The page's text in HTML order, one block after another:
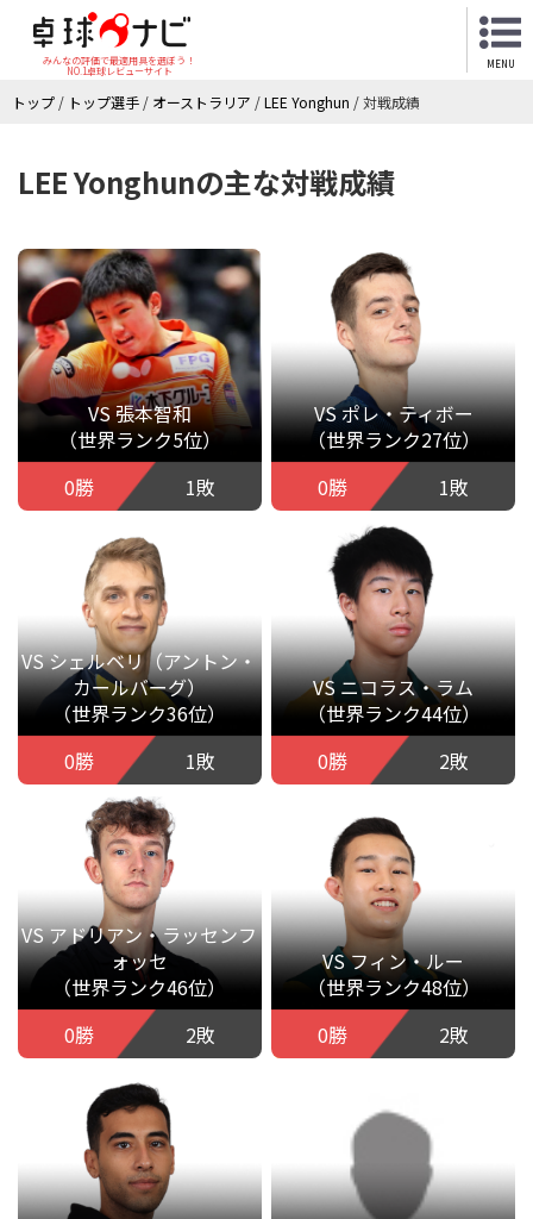
みんなの評価で最適用具を選ぼう！
NO.1卓球レビューサイト
MENU
トップ / トップ選手 / オーストラリア /LEE Yonghun /対戦成績
LEE Yonghunの主な対戦成績
VS 張本智和
（世界ランク5位）
0勝
1敗
VS ポレ・ティボー
（世界ランク27位）
0勝
1敗
VS シェルベリ（アントン・
カールバーグ）
（世界ランク36位）
0勝
1敗
VS ニコラス・ラム
（世界ランク44位）
0勝
2敗
VS アドリアン・ラッセンフ
ォッセ
（世界ランク46位）
0勝
2敗
VS フィン・ルー
（世界ランク48位）
0勝
2敗